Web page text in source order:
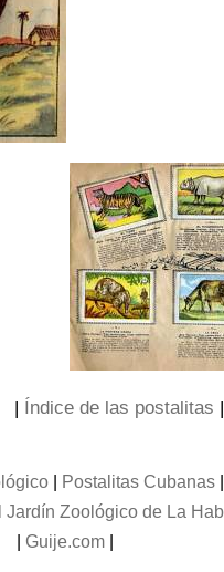
| Índice de las postalitas |
| Postalitas Cubanas|
Jardín Zoológico de La
Guije.com